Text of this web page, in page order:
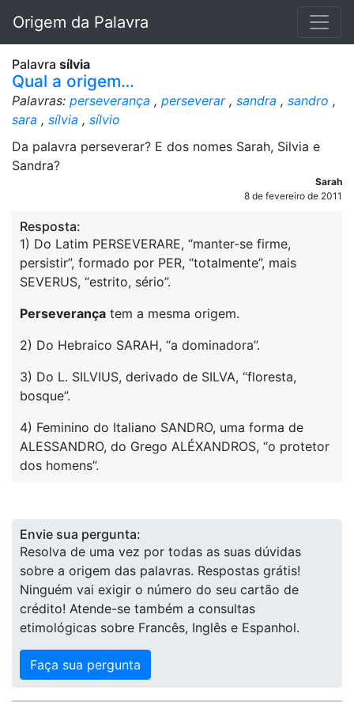
Origem da Palavra
Palavra sílvia
Qual a origem…
Palavras: perseverança , perseverar, sandra , sandro ,
sara , sílvia , sílvio
Da palavra perseverar? E dos nomes Sarah, Silvia e
Sandra?
Sarah
8 de fevereiro de 2011
Resposta:
1) Do Latim PERSEVERARE, “manter-se firme,
persistir”, formado por PER, “totalmente”, mais
SEVERUS, “estrito, sério”.
Perseverança tem a mesma origem.
2) Do Hebraico SARAH, “a dominadora”.
3) Do L. SILVIUS, derivado de SILVA, “floresta,
bosque”.
4) Feminino do Italiano SANDRO, uma forma de
ALESSANDRO, do Grego ALÉXANDROS, “o protetor
dos homens”.
Envie sua pergunta:
Resolva de uma vez por todas as suas dúvidas
sobre a origem das palavras. Respostas grátis!
Ninguém vai exigir o número do seu cartão de
crédito! Atende-se também a consultas
etimológicas sobre Francês, Inglês e Espanhol.
Faça sua pergunta